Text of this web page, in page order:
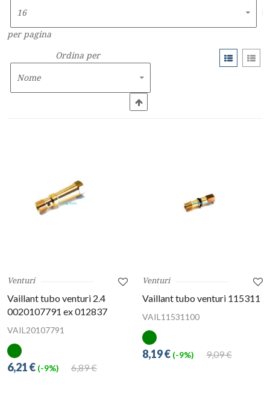
per pagina
Ordina per
Venturi
Vaillant tubo venturi 2.4
0020107791 ex 012837
VAIL20107791
6,89 €
6,21 € (-9%)
Venturi
Vaillant tubo venturi 115311
VAIL11531100
9,09 €
8,19 € (-9%)